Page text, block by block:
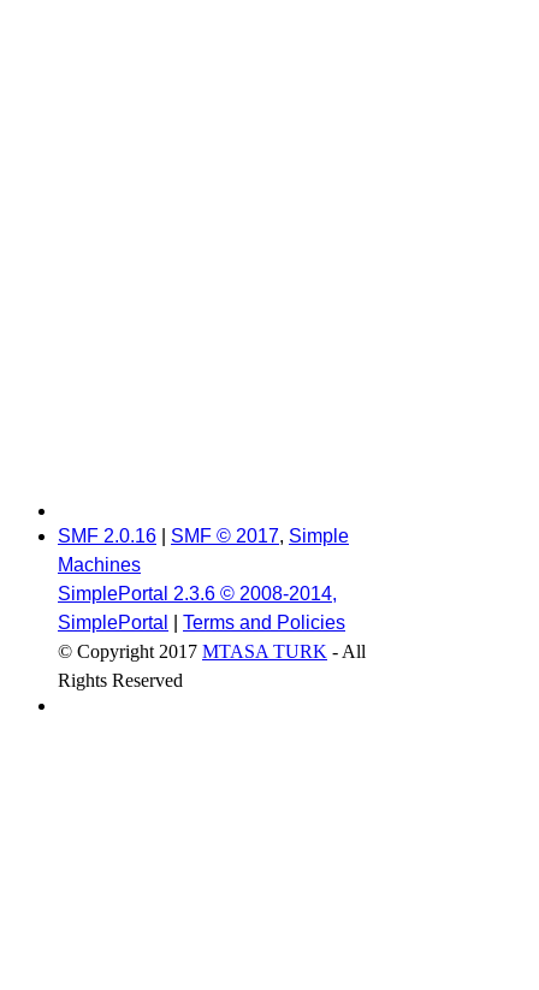
SMF 2.0.16 SMF © 2017, Simple
Machines
SimplePortal 2.3.6 © 2008-2014,
SimplePortal
Terms and Policies
© Copyright 2017 MTASA TURK - All
Rights Reserved